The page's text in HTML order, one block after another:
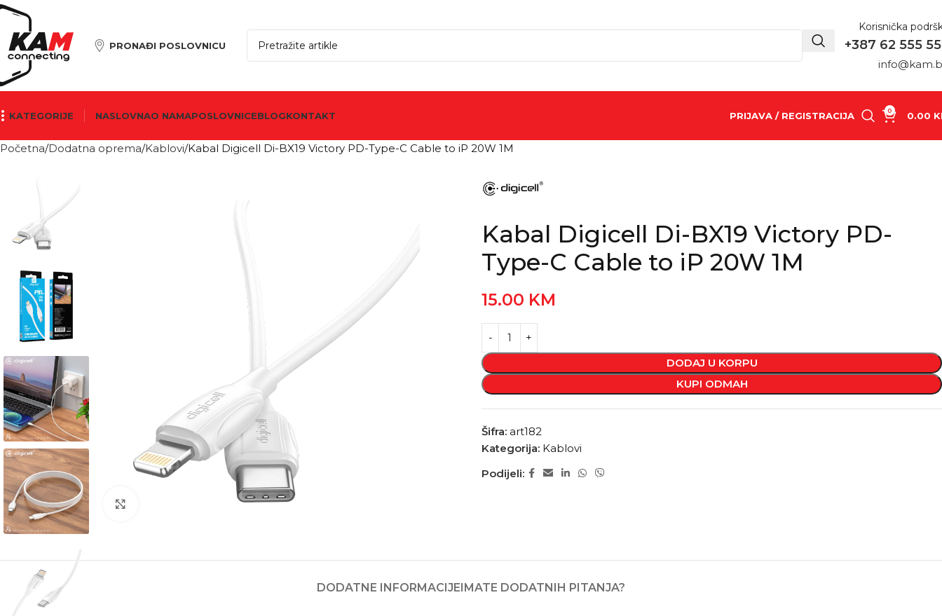
PRONAĐI POSLOVNICU
Korisnička
+387 62 555
KATEGORIJE NASLOVNAO NAMAPOSLOVNICEBLOGKONTAKT PRIJAVA / REGISTRACIJA 0 0.00
Početna Dodatna oprema Kablovi Kabal Digicell Di-BX19 Victory PD-Type-C Cable to iP 20W 1M
Kliknite za povećanje
Kabal Digicell Di-BX19 Victory PD-
Type-C Cable to iP 20W 1M
15.00 KM
DODAJ U KORPU
KUPI ODMAH
Šifra: art182
Kategorija: Kablovi
Podijeli:
DODATNE INFORMACIJEIMATE DODATNIH PITANJA?